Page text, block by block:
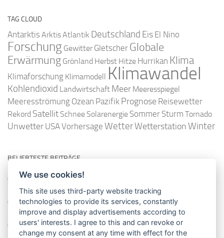
TAG CLOUD
Antarktis ArktisAtlantik Deutschland Eis El Nino
Forschung Gewitter Gletscher Globale
Erwärmung Grönland Herbst Hitze Hurrikan Klima
Klimaforschung Klimamodell Klimawandel
Kohlendioxid Landwirtschaft Meer Meeresspiegel
Meeresströmung Ozean Pazifik Prognose Reisewetter
Rekord Satellit Schnee Solarenergie Sommer Sturm Tornado
Unwetter USAVorhersage WetterWetterstationWinter
BELIEBTESTE BEITRÄGE
So misst man die Lufttemperatur richtig
Die richtige Wasserpumpe für den Garten
Das Wetter-Netzwerk WeatherCloud
We use cookies!
This site uses third-party website tracking
technologies to provide its services, constantly
improve and display advertisements according to
users' interests. I agree to this and can revoke or
change my consent at any time with effect for the